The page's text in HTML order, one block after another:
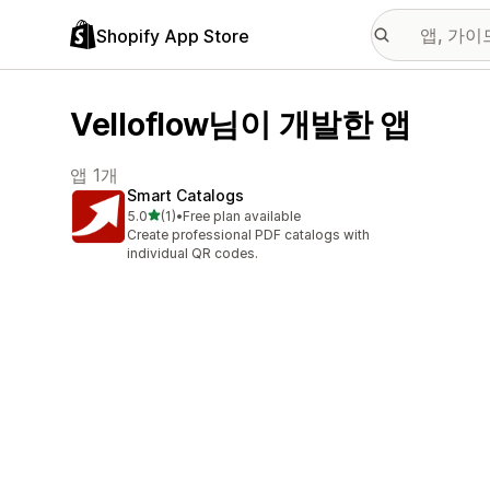
Shopify App Store
Velloflow님이 개발한 앱
앱 1개
Smart Catalogs
5.0별 5개 중
(1)
총 리뷰 1개
•Free plan available
Create professional PDF catalogs with
individual QR codes.